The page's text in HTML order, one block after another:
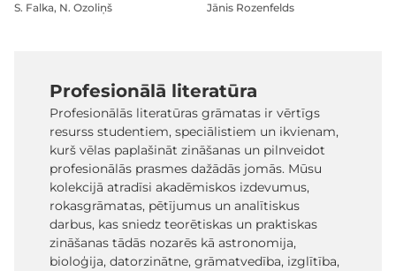
S. Falka, N. Ozoliņš Jānis Rozenfelds
Profesionālā literatūra
Profesionālās literatūras grāmatas ir vērtīgs
resurss studentiem, speciālistiem un ikvienam,
kurš vēlas paplašināt zināšanas un pilnveidot
profesionālās prasmes dažādās jomās. Mūsu
kolekcijā atradīsi akadēmiskos izdevumus,
rokasgrāmatas, pētījumus un analītiskus
darbus, kas sniedz teorētiskas un praktiskas
zināšanas tādās nozarēs kā astronomija,
bioloģija, datorzinātne, grāmatvedība, izglītība,